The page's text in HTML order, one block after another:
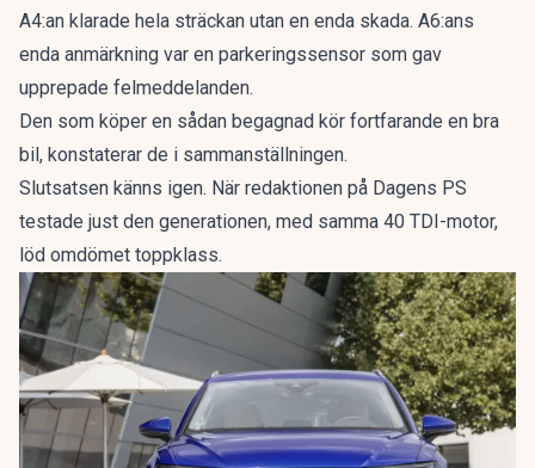
A4:an klarade hela sträckan utan en enda skada. A6:ans
enda anmärkning var en parkeringssensor som gav
upprepade felmeddelanden.
Den som köper en sådan begagnad kör fortfarande en bra
bil, konstaterar de i sammanställningen.
Slutsatsen känns igen. När redaktionen på Dagens PS
testade just den generationen, med samma 40 TDI-motor,
löd omdömet toppklass.